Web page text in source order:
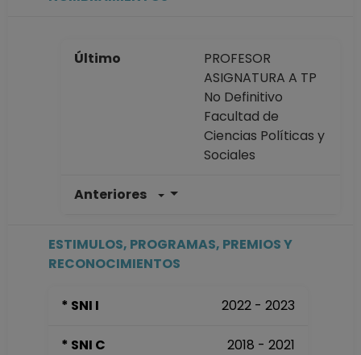
Último
PROFESOR
ASIGNATURA A TP
No Definitivo
Facultad de
Ciencias Políticas y
Sociales
Anteriores
Facultad de
Desde 16-05-2016
ESTIMULOS, PROGRAMAS, PREMIOS Y
RECONOCIMIENTOS
* SNI I 2022 - 2023
* SNI C 2018 - 2021